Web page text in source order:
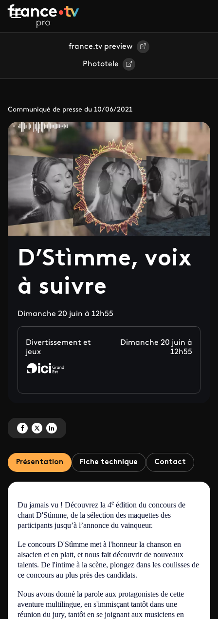
Aller au contenu principal
france.tv preview
Phototele
Communiqué de presse du 10/06/2021
D’Stìmme, voix
à suivre
Dimanche 20 juin à 12h55
Divertissement et
jeux
Dimanche 20 juin à
12h55
Partagez 'D’Stìmme, voix à suivre' sur Facebook
Partagez 'D’Stìmme, voix à suivre' sur X
Partagez 'D’Stìmme, voix à suivre' sur LinkedIn
Présentation Fiche technique Contact
Du jamais vu ! Découvrez la 4e édition du concours de
chant D'Stìmme, de la sélection des maquettes des
participants jusqu’à l’annonce du vainqueur.
Le concours D'Stìmme met à l'honneur la chanson en
alsacien et en platt, et nous fait découvrir de nouveaux
talents. De l'intime à la scène, plongez dans les coulisses de
ce concours au plus près des candidats.
Nous avons donné la parole aux protagonistes de cette
aventure multilingue, en s'immisçant tantôt dans une
réunion du jury, tantôt en se joignant aux musiciens en